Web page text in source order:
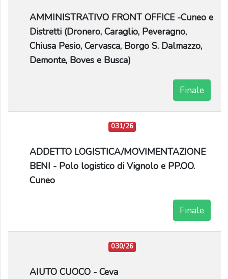
AMMINISTRATIVO FRONT OFFICE -Cuneo e
Distretti (Dronero, Caraglio, Peveragno,
Chiusa Pesio, Cervasca, Borgo S. Dalmazzo,
Demonte, Boves e Busca)
Finale
031/26
ADDETTO LOGISTICA/MOVIMENTAZIONE
BENI - Polo logistico di Vignolo e PP.OO.
Cuneo
Finale
030/26
AIUTO CUOCO - Ceva